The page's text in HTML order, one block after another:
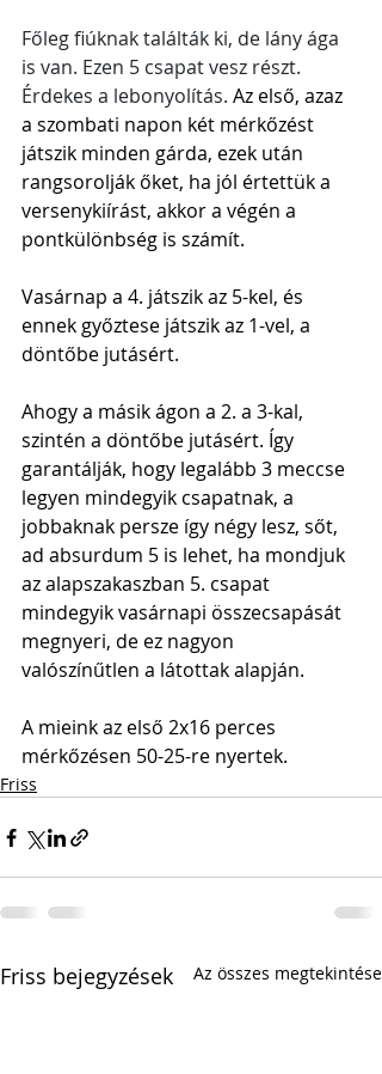
Főleg fiúknak találták ki, de lány ága
is van. Ezen 5 csapat vesz részt.
Érdekes a lebonyolítás. Az első, azaz
a szombati napon két mérkőzést
játszik minden gárda, ezek után
rangsorolják őket, ha jól értettük a
versenykiírást, akkor a végén a
pontkülönbség is számít.
Vasárnap a 4. játszik az 5-kel, és
ennek győztese játszik az 1-vel, a
döntőbe jutásért.
Ahogy a másik ágon a 2. a 3-kal,
szintén a döntőbe jutásért. Így
garantálják, hogy legalább 3 meccse
legyen mindegyik csapatnak, a
jobbaknak persze így négy lesz, sőt,
ad absurdum 5 is lehet, ha mondjuk
az alapszakaszban 5. csapat
mindegyik vasárnapi összecsapását
megnyeri, de ez nagyon
valószínűtlen a látottak alapján.
A mieink az első 2x16 perces
mérkőzésen 50-25-re nyertek.
Friss
Friss bejegyzések Az összes megtekintése